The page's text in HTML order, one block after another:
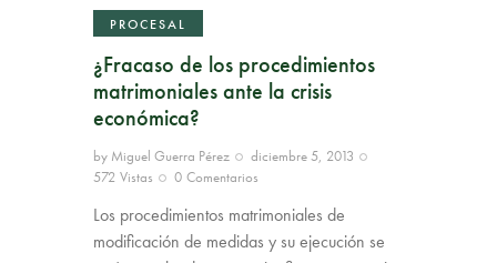
PROCESAL
¿Fracaso de los procedimientos
matrimoniales ante la crisis
económica?
by Miguel Guerra Pérez
diciembre 5, 2013
572 Vistas 0 Comentarios
Los procedimientos matrimoniales de
modificación de medidas y su ejecución se